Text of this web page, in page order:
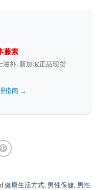
藤素
滋补, 新加坡正品现货
指南 →
健康生活方式, 男性保健, 男性